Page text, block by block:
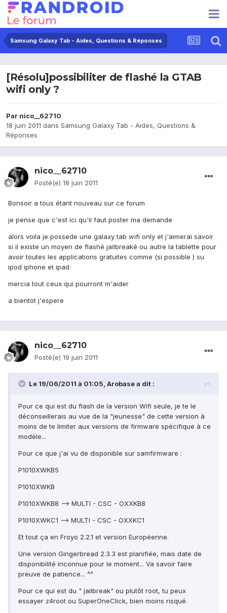
Samsung Galaxy Tab - Aides, Questions & Réponses
[Résolu]possibiliter de flashé la GTAB
wifi only ?
Par nico__62710
18 juin 2011 dans Samsung Galaxy Tab - Aides, Questions &
Réponses
nico__62710
Posté(e) 18 juin 2011
Bonsoir a tous étant nouveau sur ce forum
je pense que c'est ici qu'il faut poster ma demande
alors voila je possede une galaxy tab wifi only et j'aimerai savoir
si il existe un moyen de flashé jailbreaké ou autre la tablette pour
avoir toutes les applications gratuites comme (si possible ) su
ipod iphone et ipad
mercia tout ceux qui pourront m'aider
a bientot j'espere
nico__62710
Posté(e) 19 juin 2011
Le 19/06/2011 à 01:05, Arobase a dit :
Pour ce qui est du flash de la version Wifi seule, je te le
déconseillerais au vue de la "jeunesse" de cette version à
moins de te limiter aux versions de firmware spécifique à ce
modèle...
Pour ce que j'ai vu de disponible sur samfirmware :
P1010XWKB5
P1010XWKB
P1010XWKB8 --> MULTI - CSC - OXXKB8
P1010XWKC1 --> MULTI - CSC - OXXKC1
Et tout ça en Froyo 2.2.1 et version Européenne.
Une version Gingerbread 2.3.3 est planifiée, mais date de
disponibilité inconnue pour le moment... Va savoir faire
preuve de patience... ^^
Pour ce qui est du " jailbreak" ou plutôt root, tu peux
essayer z4root ou SuperOneClick, bien moins risqué.